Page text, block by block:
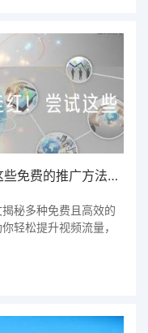
让你的抖音视频迅速走红！尝试这些免费的推广方法吧！
秘多种免费且高效的
轻松提升视频流量，